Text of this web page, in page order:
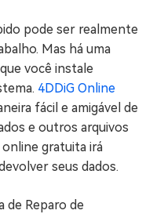
pode ser realmente
Mas há uma
você instale
4DDiG Online
fácil e amigável de
e outros arquivos
gratuita irá
seus dados.
de Reparo de